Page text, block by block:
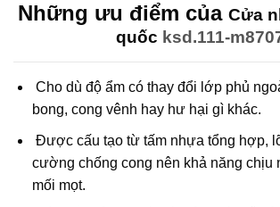
Những ưu điểm của Cửa
quốc ksd.111-
Cho dù độ ẩm có thay đổi lớp phủ
bong, cong vênh hay hư hại gì khác.
Được cấu tạo từ tấm nhựa tổng hợp,
cường chống cong nên khả năng chịu
mối mọt.